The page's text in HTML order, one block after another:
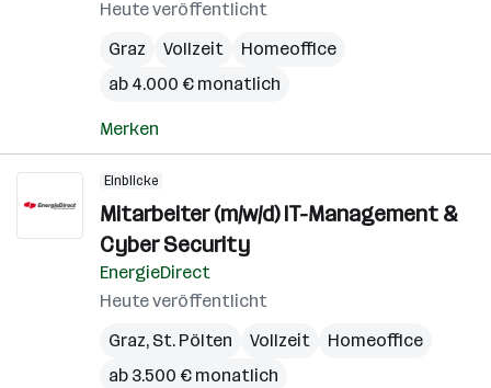
Heute veröffentlicht
Graz
Vollzeit
Homeoffice
ab 4.000 € monatlich
Merken
Einblicke
Mitarbeiter (m/w/d) IT-Management &
Cyber Security
EnergieDirect
Heute veröffentlicht
Graz, St. Pölten Vollzeit
Homeoffice
ab 3.500 € monatlich